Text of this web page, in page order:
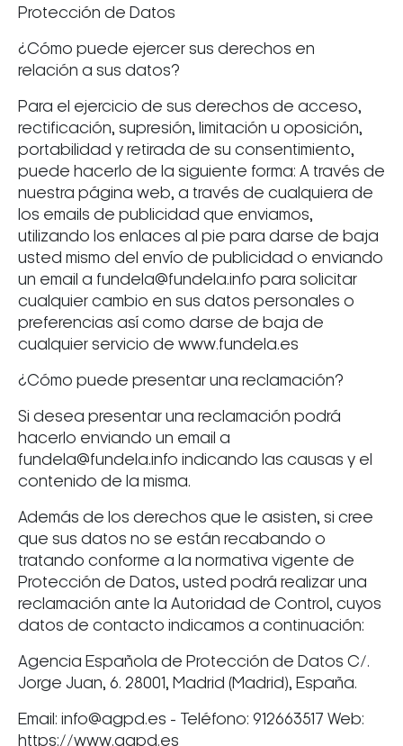
Protección de Datos
¿Cómo puede ejercer sus derechos en
relación a sus datos?
Para el ejercicio de sus derechos de acceso,
rectificación, supresión, limitación u oposición,
portabilidad y retirada de su consentimiento,
puede hacerlo de la siguiente forma: A través de
nuestra página web, a través de cualquiera de
los emails de publicidad que enviamos,
utilizando los enlaces al pie para darse de baja
usted mismo del envío de publicidad o enviando
un email a fundela@fundela.info para solicitar
cualquier cambio en sus datos personales o
preferencias así como darse de baja de
cualquier servicio de www.fundela.es
¿Cómo puede presentar una reclamación?
Si desea presentar una reclamación podrá
hacerlo enviando un email a
fundela@fundela.info indicando las causas y el
contenido de la misma.
Además de los derechos que le asisten, si cree
que sus datos no se están recabando o
tratando conforme a la normativa vigente de
Protección de Datos, usted podrá realizar una
reclamación ante la Autoridad de Control, cuyos
datos de contacto indicamos a continuación:
Agencia Española de Protección de Datos C/.
Jorge Juan, 6. 28001, Madrid (Madrid), España.
Email: info@agpd.es - Teléfono: 912663517 Web:
https://www.agpd.es